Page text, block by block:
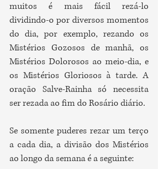
muitos é mais fácil rezá-lo
dividindo-o por diversos momentos
do dia, por exemplo, rezando os
Mistérios Gozosos de manhã, os
Mistérios Dolorosos ao meio-dia, e
os Mistérios Gloriosos à tarde. A
oração Salve-Rainha só necessita
ser rezada ao fim do Rosário diário.
Se somente puderes rezar um terço
a cada dia, a divisão dos Mistérios
ao longo da semana é a seguinte: